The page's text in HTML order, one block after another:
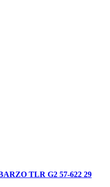
TLR G2 57-622 29